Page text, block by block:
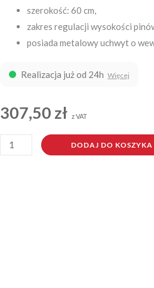
szerokość: 60 cm,
zakres regulacji wysokości
posiada metalowy uchwyt o
Realizacja już od 24h Więcej
307,50 zł z VAT
ilość
DODAJ DO KOSZYKA